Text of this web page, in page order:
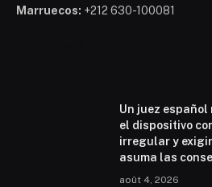
Marruecos: +212 630-100081
Un juez
el dispositivo
irregular y
asuma las
août 4, 2026